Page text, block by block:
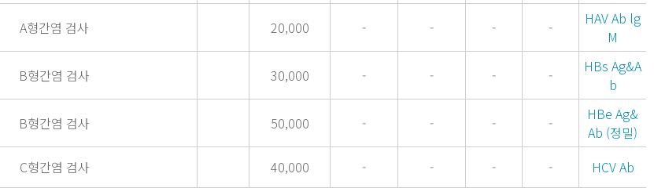
A형간염 검사 20,000 - - - -
HAV Ab lg
M
B형간염 검사 30,000 - - - -
HBs Ag&A
b
B형간염 검사 50,000 - - - -
HBe Ag&
Ab (정밀)
C형간염 검사 40,000 - - - - HCV Ab